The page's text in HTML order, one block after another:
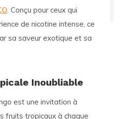
. Conçu pour ceux qui
de nicotine intense, ce
sa saveur exotique et sa
Inoubliable
est une invitation à
fruits tropicaux à chaque